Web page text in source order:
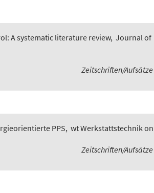
A systematic literature review, Journal of
Zeitschriften/
PPS, wt Werkstattstechnik
Zeitschriften/